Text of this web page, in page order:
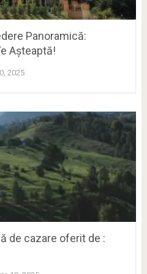
Panoramică:
Așteaptă!
2025
de cazare oferit de :